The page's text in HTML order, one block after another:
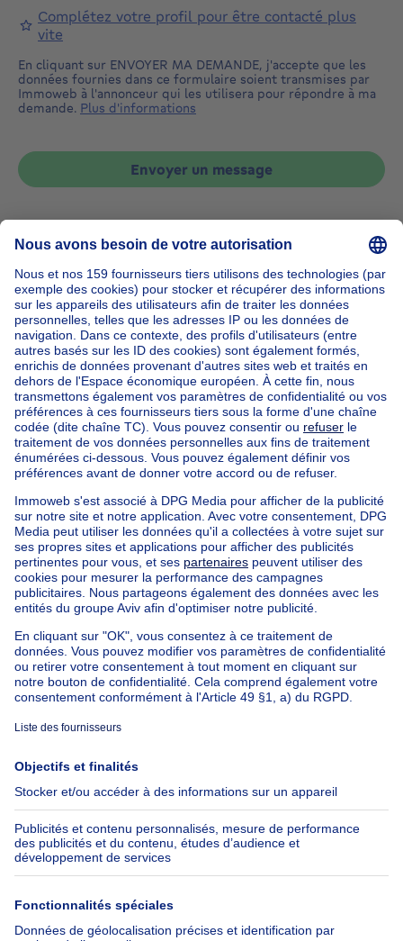
Complétez votre profil pour être contacté plus
vite
En cliquant sur ENVOYER MA DEMANDE, j'accepte que les
données fournies dans ce formulaire soient transmises par
Immoweb à l'annonceur qui les utilisera pour répondre à ma
demande. Plus d'informations
Envoyer un message
Accueil Belgique
Bruxelles (province)
Bruxelles (arrondissement)
Acheter votre maison à Evere
Nos maisons hors de la Belgique
Maison à vendre France
Maison à vendre Espagne
Maison à vendre Italie
Maison à vendre Luxembourg
Maison à vendre Pays-bas
Nos biens pas chèrsMaison à vendre pas cher
Appartements à louer pas cher
Nos biens à louer avec chambres
Appartement à vendre avec 3 chambres
Maison à vendre avec 3 chambres
Appartement à louer avec 3 chambres
Maison à louer avec 3 chambres
Appartement à louer avec 3 chambres Bruxelles-ville
À propos
Immoweb
Presse
Emplois
Groupe Axel Springer
SeLoger.com
Immowelt.de
Outils
Belfius
Assurances
Check-list déménagement
Aide Suivez-nous